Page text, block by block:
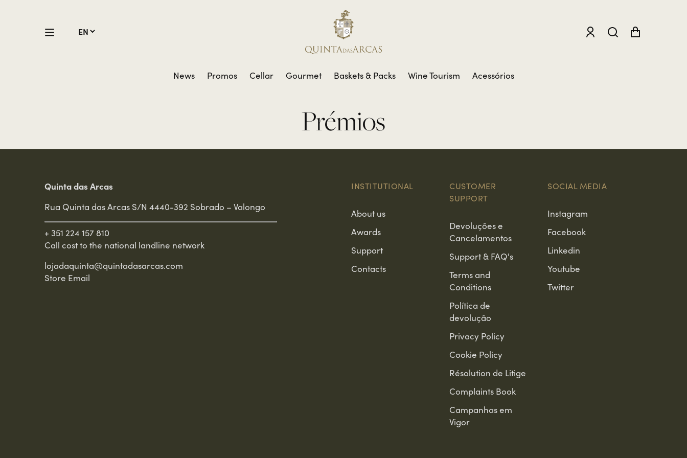
News Promos Cellar Gourmet Baskets & Packs Wine Tourism Acessórios
Prémios
Quinta das Arcas
Rua Quinta das Arcas S/N 4440-392 Sobrado – Valongo
+ 351 224 157 810
Call cost to the national landline network
lojadaquinta@quintadasarcas.com
Store Email
INSTITUTIONAL
About us
Awards
Support
Contacts
CUSTOMER
SUPPORT
Devoluções e
Cancelamentos
Support & FAQ's
Terms and
Conditions
Política de
devolução
Privacy Policy
Cookie Policy
Résolution de Litige
Complaints Book
Campanhas em
Vigor
SOCIAL MEDIA
Instagram
Facebook
Linkedin
Youtube
Twitter